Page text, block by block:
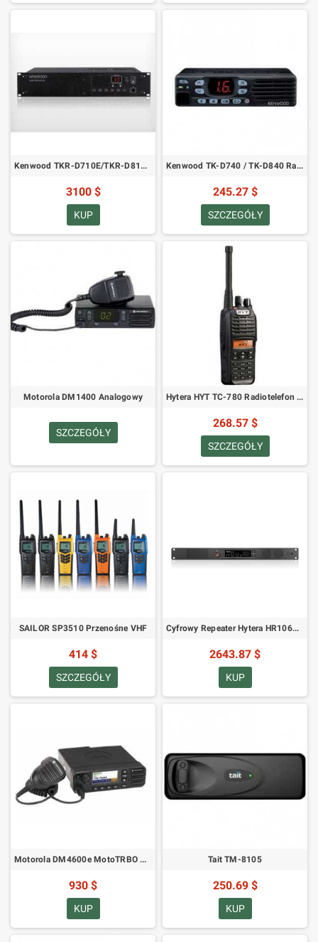
Kenwood TKR-D710E/TKR-D810E Cyfrowy Przemiennik Radiowy VHF/UHF
3100 $
KUP
Kenwood TK-D740 / TK-D840 Radio Cyfrowe - VHF i UHF
245.27 $
SZCZEGÓŁY
Motorola DM1400 Analogowy
SZCZEGÓŁY
Hytera HYT TC-780 Radiotelefon Przenośny
268.57 $
SZCZEGÓŁY
SAILOR SP3510 Przenośne VHF
414 $
SZCZEGÓŁY
Cyfrowy Repeater Hytera HR1065 UHF Standard
2643.87 $
KUP
Motorola DM4600e MotoTRBO Mobilny VHF
930 $
KUP
Tait TM-8105
250.69 $
KUP